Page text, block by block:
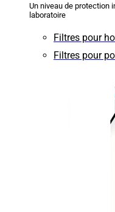
Un niveau de protection
laboratoire
Filtres pour
Filtres pour